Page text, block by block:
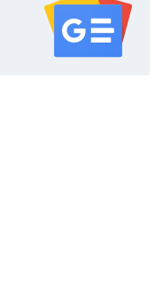
serwisu